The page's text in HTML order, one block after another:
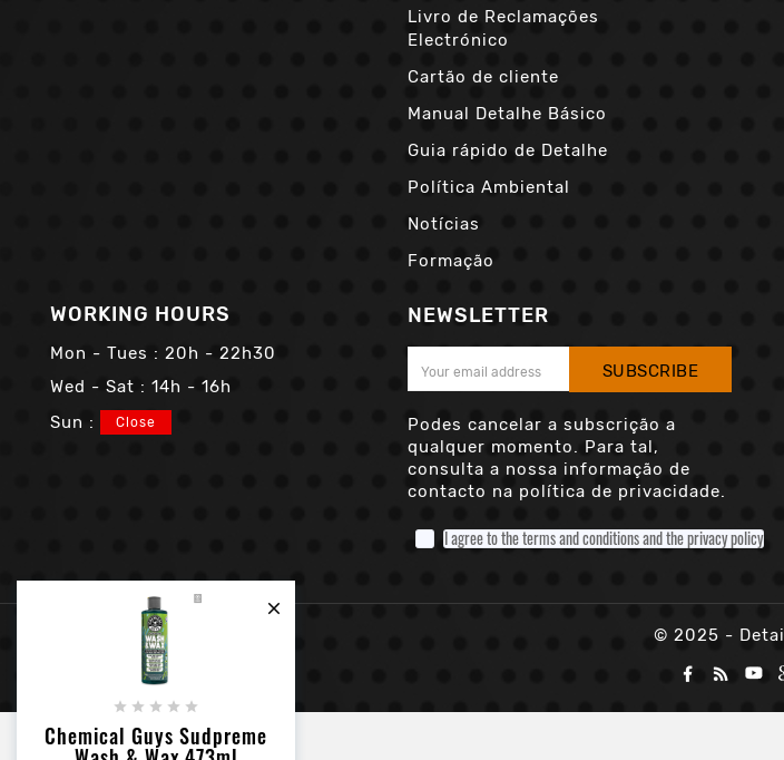

    
Chemical Guys Sudpreme
Livro de Reclamações
Electrónico
Cartão de cliente
Manual Detalhe Básico
Guia rápido de Detalhe
Política Ambiental
Notícias
Formação
WORKING HOURS
Mon - Tues : 20h - 22h30
Wed - Sat : 14h - 16h
Sun :
Close
NEWSLETTER
SUBSCRIBE
Podes cancelar a subscrição a
qualquer momento. Para tal,
consulta a nossa informação de
contacto na política de privacidade.
I agree to the terms and conditions and the privacy policy
© 2025 -